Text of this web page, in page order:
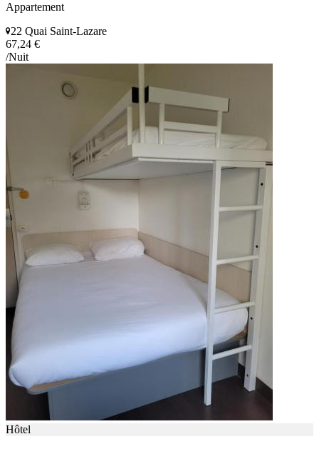
Appartement
22 Quai Saint-Lazare
67,24 €
/Nuit
Hôtel